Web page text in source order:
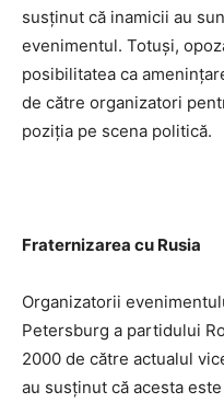
susţinut că inamicii au
evenimentul. Totuşi,
posibilitatea ca
de către organizatori
poziţia pe scena politică.
Fraternizarea cu Rusia
Organizatorii
Petersburg a partidului
2000 de către actualul
au susţinut că acesta